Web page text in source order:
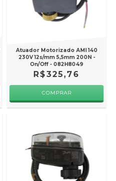
Atuador Motorizado AMI 140
230V 12s/mm 5,5mm 200N -
On/Off - 082H8049
R$325,76